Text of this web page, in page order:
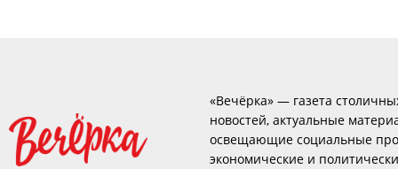
«Вечёрка» — газета
новостей, актуальные
освещающие социальные
экономические и